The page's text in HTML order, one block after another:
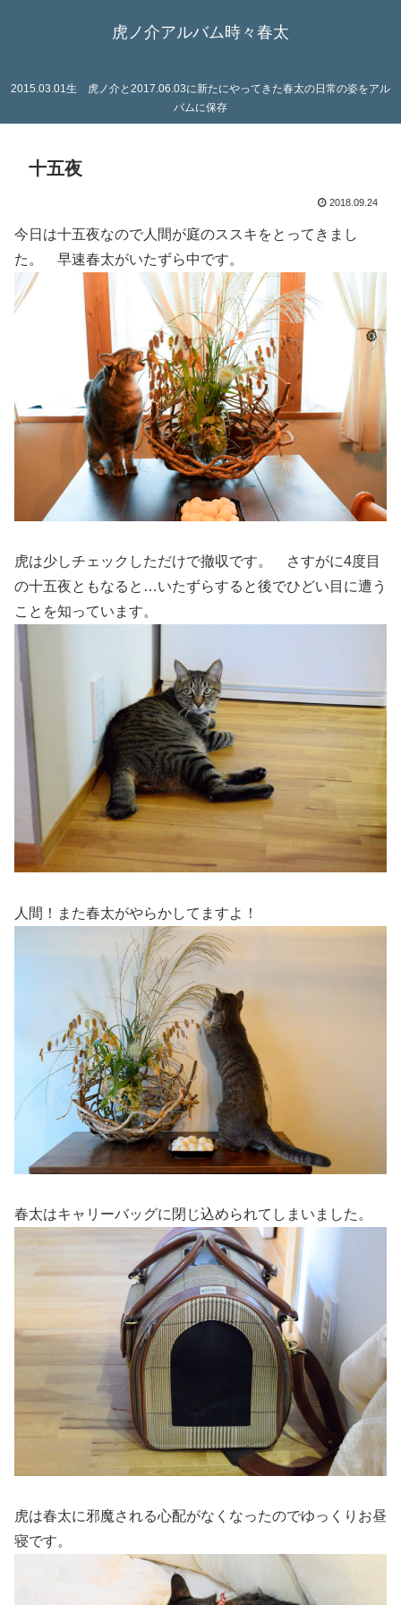
虎ノ介アルバム時々春太
2015.03.01生 虎ノ介と2017.06.03に新たにやってきた春太の日常の姿をアル
バムに保存
十五夜
2018.09.24
今日は十五夜なので人間が庭のススキをとってきまし
た。 早速春太がいたずら中です。
虎は少しチェックしただけで撤収です。 さすがに4度目
の十五夜ともなると…いたずらすると後でひどい目に遭う
ことを知っています。
人間！また春太がやらかしてますよ！
春太はキャリーバッグに閉じ込められてしまいました。
虎は春太に邪魔される心配がなくなったのでゆっくりお昼
寝です。